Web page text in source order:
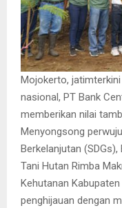
Mojokerto,
nasional, PT Bank
memberikan nilai
Menyongsong
Berkelanjutan
Tani Hutan Rimba
Kehutanan
penghijauan dengan